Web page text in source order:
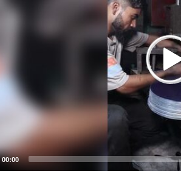
00:00